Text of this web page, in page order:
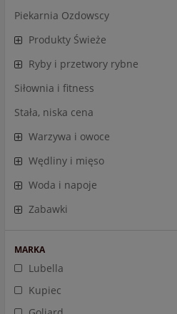
Piekarnia Ozdowscy
Produkty Świeże
Ryby i przetwory rybne
Siłownia i fitness
Stała, niska cena
Warzywa i owoce
Wędliny i mięso
Woda i napoje
Zabawki
MARKA
Lubella
Kupiec